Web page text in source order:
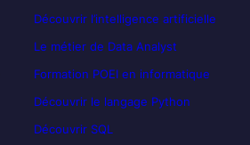
Découvrir l’intelligence artificielle
Le métier de Data Analyst
Formation POEI en informatique
Découvrir le langage Python
Découvrir SQL